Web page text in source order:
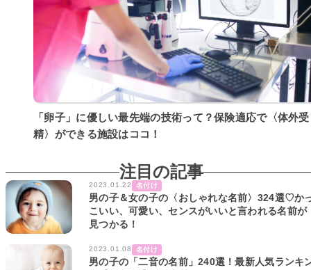
「卵子」に優しい最先端の技術って？保険適応で〈体外受
精〉ができる施設はココ！
注目の記事
2023.01.22 名付け
男の子＆女の子の〈おしゃれな名前〉324選♡か
こいい、可愛い、センスがいいと言われる名前が
見つかる！
2023.01.08 名付け
男の子の「二音の名前」240選！最新人気ランキ